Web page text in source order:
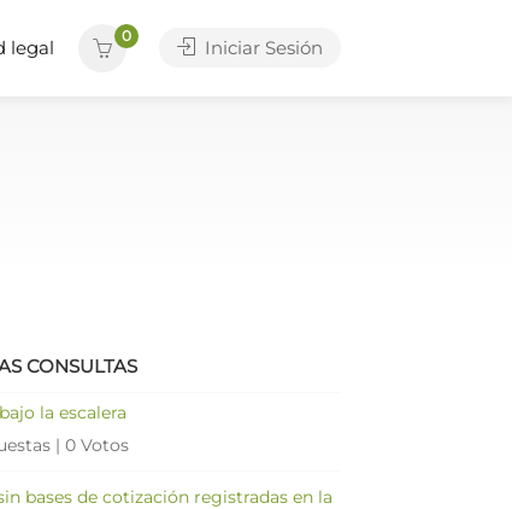
legal
0
Iniciar Sesión
CONSULTAS
la escalera
| 0 Votos
bases de cotización registradas en la